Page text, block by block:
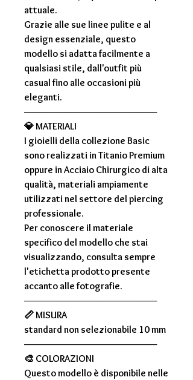
attuale.
Grazie alle sue linee pulite e al
design essenziale, questo
modello si adatta facilmente a
qualsiasi stile, dall'outfit più
casual fino alle occasioni più
eleganti.
────────────────────
💎MATERIALI
I gioielli della collezione Basic
sono realizzati inTitanio Premium
oppure inAcciaio Chirurgico di alta
qualità, materiali ampiamente
utilizzati nel settore del piercing
professionale.
Per conoscere il materiale
specifico del modello che stai
visualizzando, consulta sempre
l'etichetta prodotto presente
accanto alle fotografie.
────────────────────
📏MISURA
standard non selezionabile 10 mm
────────────────────
🎨 COLORAZIONI
Questo modello è disponibile nelle